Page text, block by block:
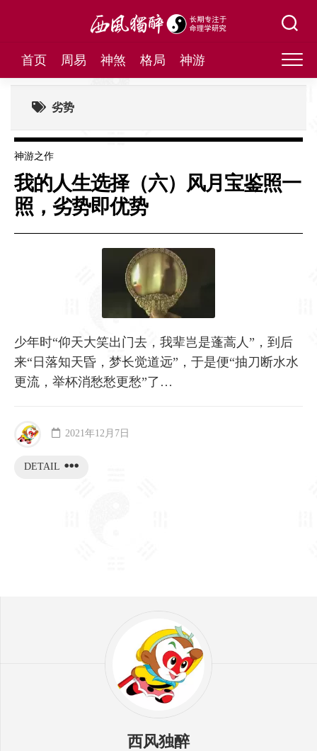
首页 周易 神煞 格局 神游
劣势
神游之作
我的人生选择（六）风月宝鉴照一
照，劣势即优势
少年时“仰天大笑出门去，我辈岂是蓬蒿人”，到后
来“日落知天昏，梦长觉道远”，于是便“抽刀断水水
更流，举杯消愁愁更愁”了…
DETAIL
2021年12月7日
西风独醉